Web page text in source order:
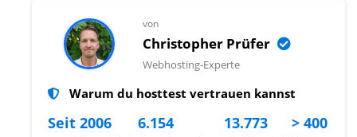
von
Christopher Prüfer
Webhosting-Experte
Warum du hosttest vertrauen kannst
Seit 2006 6.154 13.773 > 400